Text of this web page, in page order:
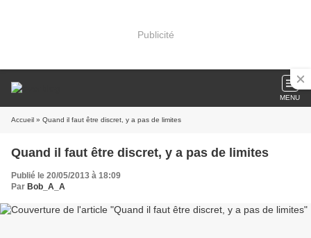
Publicité
MENU
Accueil » Quand il faut être discret, y a pas de limites
Quand il faut être discret, y a pas de limites
Publié le 20/05/2013 à 18:09
Par Bob_A_A